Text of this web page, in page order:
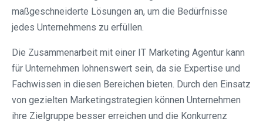
maßgeschneiderte Lösungen an, um die Bedürfnisse
jedes Unternehmens zu erfüllen.
Die Zusammenarbeit mit einer IT Marketing Agentur kann
für Unternehmen lohnenswert sein, da sie Expertise und
Fachwissen in diesen Bereichen bieten. Durch den Einsatz
von gezielten Marketingstrategien können Unternehmen
ihre Zielgruppe besser erreichen und die Konkurrenz